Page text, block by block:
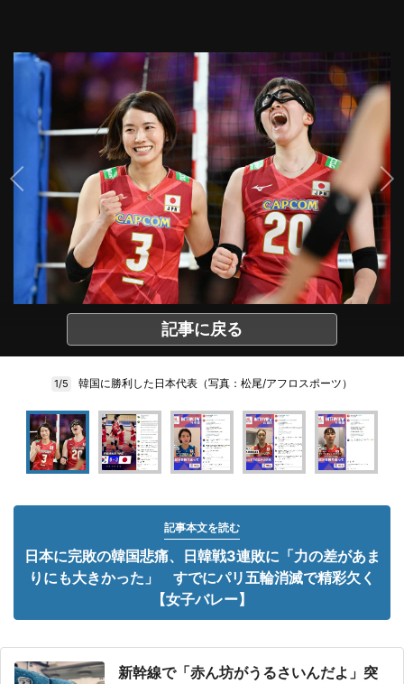
記事に戻る
1/5 韓国に勝利した日本代表（写真：松尾/アフロスポーツ）
記事本文を読む
日本に完敗の韓国悲痛、日韓戦3連敗に「力の差があま
りにも大きかった」 すでにパリ五輪消滅で精彩欠く
【女子バレー】
新幹線で「赤ん坊がうるさいんだよ」突